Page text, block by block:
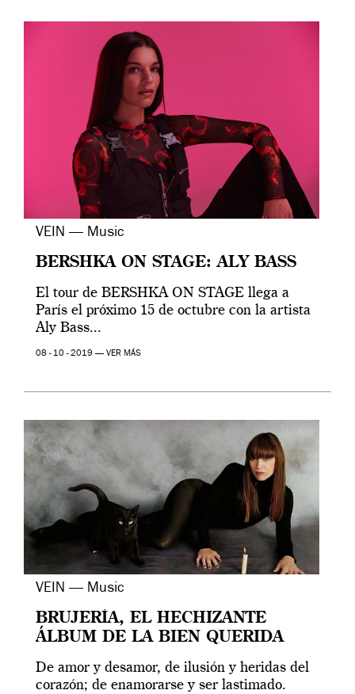
VEIN — Music
BERSHKA ON STAGE: ALY BASS
El tour de BERSHKA ON STAGE llega a
París el próximo 15 de octubre con la artista
Aly Bass...
08 - 10 - 2019 — VER MÁS
VEIN — Music
BRUJERÍA, EL HECHIZANTE
ÁLBUM DE LA BIEN QUERIDA
De amor y desamor, de ilusión y heridas del
corazón; de enamorarse y ser lastimado.